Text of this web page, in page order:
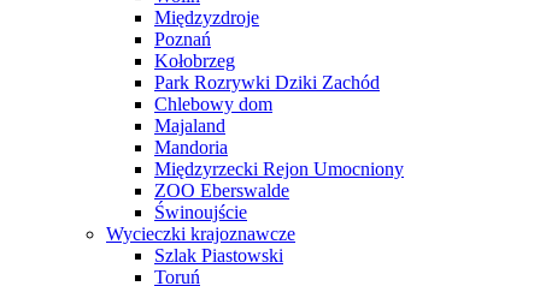
Międzyzdroje
Poznań
Kołobrzeg
Park Rozrywki Dziki Zachód
Chlebowy dom
Majaland
Mandoria
Międzyrzecki Rejon Umocniony
ZOO Eberswalde
Świnoujście
Wycieczki krajoznawcze
Szlak Piastowski
Toruń